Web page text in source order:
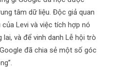
tâm dữ liệu. Độc giả quan
Levi và việc tích hợp nó
và để vinh danh Lễ hội trò
đã chia sẻ một số góc